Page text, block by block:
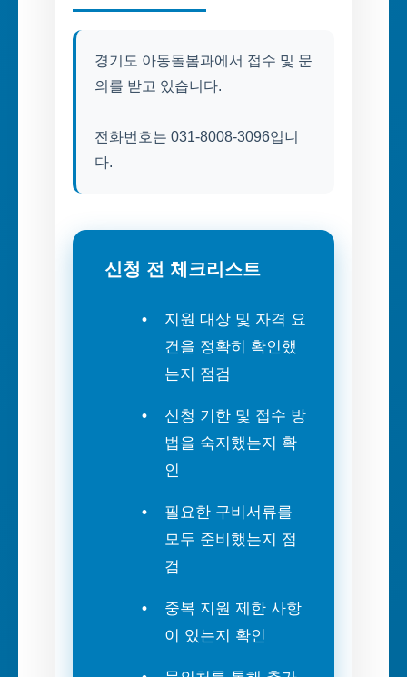
경기도 아동돌봄과에서 접수 및 문
의를 받고 있습니다.
전화번호는 031-8008-3096입니
다.
신청 전 체크리스트
지원 대상 및 자격 요
건을 정확히 확인했
는지 점검
신청 기한 및 접수 방
법을 숙지했는지 확
인
필요한 구비서류를
모두 준비했는지 점
검
중복 지원 제한 사항
이 있는지 확인